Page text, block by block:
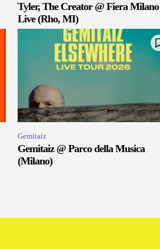
Tyler, The Creator @ Fiera Milano
Live (Rho, MI)
Gemitaiz
Gemitaiz @ Parco della Musica
(Milano)